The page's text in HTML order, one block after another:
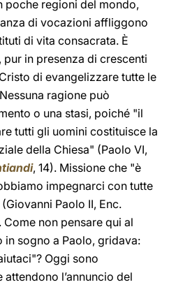
poche regioni del mondo,
di vocazioni affliggono
di vita consacrata. È
in presenza di crescenti
di evangelizzare tutte le
ragione può
o una stasi, poiché "il
tutti gli uomini costituisce la
della Chiesa" (Paolo VI,
, 14). Missione che "è
impegnarci con tutte
Paolo II, Enc.
Come non pensare qui al
in sogno a Paolo, gridava:
Oggi sono
l’annuncio del